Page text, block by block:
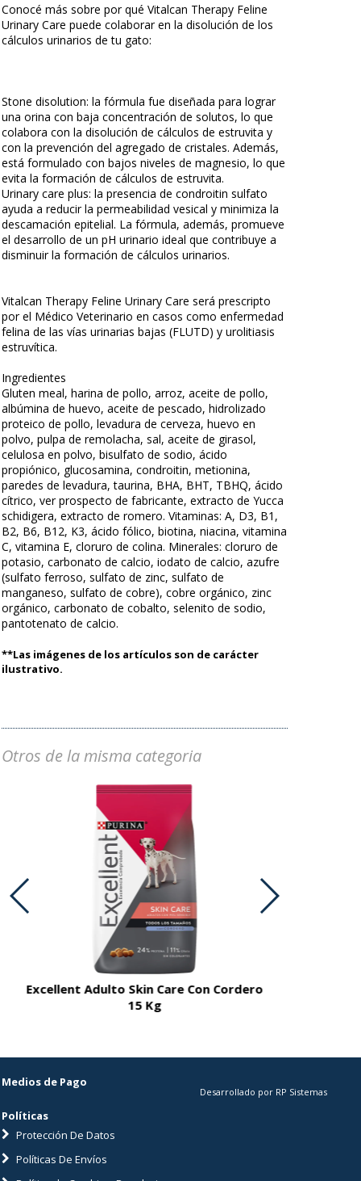
Conocé más sobre por qué Vitalcan Therapy Feline
Urinary Care puede colaborar en la disolución de los
cálculos urinarios de tu gato:
Stone disolution: la fórmula fue diseñada para lograr
una orina con baja concentración de solutos, lo que
colabora con la disolución de cálculos de estruvita y
con la prevención del agregado de cristales. Además,
está formulado con bajos niveles de magnesio, lo que
evita la formación de cálculos de estruvita.
Urinary care plus: la presencia de condroitin sulfato
ayuda a reducir la permeabilidad vesical y minimiza la
descamación epitelial. La fórmula, además, promueve
el desarrollo de un pH urinario ideal que contribuye a
disminuir la formación de cálculos urinarios.
Vitalcan Therapy Feline Urinary Care será prescripto
por el Médico Veterinario en casos como enfermedad
felina de las vías urinarias bajas (FLUTD) y urolitiasis
estruvítica.
Ingredientes
Gluten meal, harina de pollo, arroz, aceite de pollo,
albúmina de huevo, aceite de pescado, hidrolizado
proteico de pollo, levadura de cerveza, huevo en
polvo, pulpa de remolacha, sal, aceite de girasol,
celulosa en polvo, bisulfato de sodio, ácido
propiónico, glucosamina, condroitin, metionina,
paredes de levadura, taurina, BHA, BHT, TBHQ, ácido
cítrico, ver prospecto de fabricante, extracto de Yucca
schidigera, extracto de romero. Vitaminas: A, D3, B1,
B2, B6, B12, K3, ácido fólico, biotina, niacina, vitamina
C, vitamina E, cloruro de colina. Minerales: cloruro de
potasio, carbonato de calcio, iodato de calcio, azufre
(sulfato ferroso, sulfato de zinc, sulfato de
manganeso, sulfato de cobre), cobre orgánico, zinc
orgánico, carbonato de cobalto, selenito de sodio,
pantotenato de calcio.
**Las imágenes de los artículos son de carácter
ilustrativo.
Otros de la misma categoria
Excellent Adulto Skin Care Con Cordero
15 Kg
Medios de Pago
Políticas
Protección De Datos
Políticas De Envíos
Desarrollado por RP Sistemas